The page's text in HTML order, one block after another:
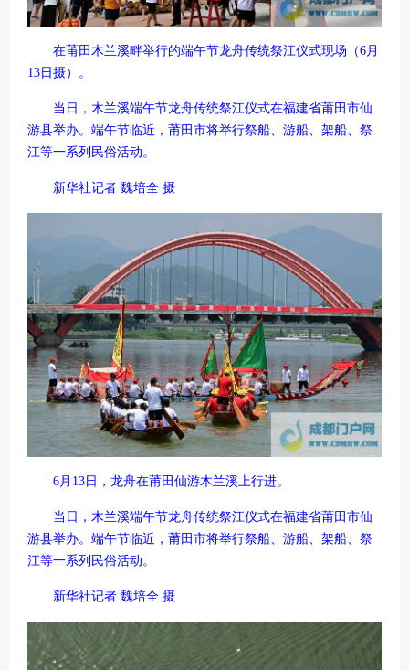
在莆田木兰溪畔举行的端午节龙舟传统祭江仪式现场（6月
13日摄）。
当日，木兰溪端午节龙舟传统祭江仪式在福建省莆田市仙
游县举办。端午节临近，莆田市将举行祭船、游船、架船、祭
江等一系列民俗活动。
新华社记者 魏培全 摄
6月13日，龙舟在莆田仙游木兰溪上行进。
当日，木兰溪端午节龙舟传统祭江仪式在福建省莆田市仙
游县举办。端午节临近，莆田市将举行祭船、游船、架船、祭
江等一系列民俗活动。
新华社记者 魏培全 摄